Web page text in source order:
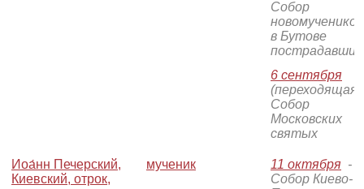
Собор
в Бутове
пострадавших
6 сентября
(переходящая)
Собор
Московских
святых
Иоа́нн Печерский,
Киевский, отрок,
мученик 11 октября -
Собор Киево-